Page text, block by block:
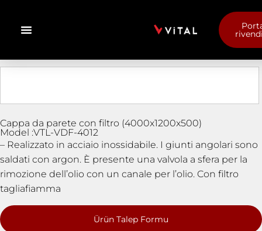
Cappa da parete con filtro (4000x1200x500)
Model :VTL-VDF-4012
– Realizzato in acciaio inossidabile. I giunti angolari sono
saldati con argon. È presente una valvola a sfera per la
rimozione dell’olio con un canale per l’olio. Con filtro
tagliafiamma
Ürün Talep Formu